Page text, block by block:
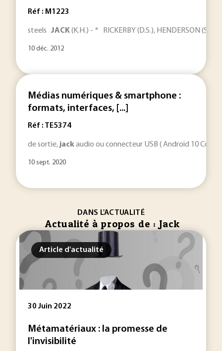
Réf : M1223
steels JACK(K.H.) - * RICKERBY (D.S.), HENDERSON (S.),
10 déc. 2012
Médias numériques & smartphone :
formats, interfaces, [...]
Réf : TE5374
de sortie, jackaudio ou connecteur USB ( Android 10
10 sept. 2020
DANS L'ACTUALITÉ
Actualité à propos de : Jack
Article d'actualité
30 Juin 2022
Métamatériaux : la promesse de
l'invisibilité